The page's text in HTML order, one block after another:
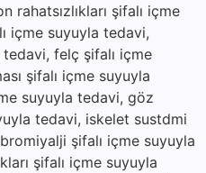
rahatsızlıkları şifalı içme
içme suyuyla tedavi,
felç şifalı içme
şifalı içme suyuyla
suyuyla tedavi, göz
tedavi, iskelet sustdmi
şifalı içme suyuyla
şifalı içme suyuyla